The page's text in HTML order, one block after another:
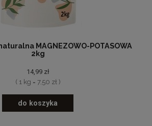
MAGNEZOWO-POTASOWA
2kg
14,99 zł
( 1 kg = 7,50 zł )
do koszyka